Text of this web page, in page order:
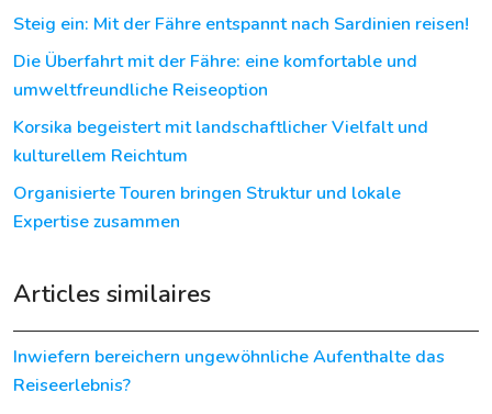
Steig ein: Mit der Fähre entspannt nach Sardinien reisen!
Die Überfahrt mit der Fähre: eine komfortable und
umweltfreundliche Reiseoption
Korsika begeistert mit landschaftlicher Vielfalt und
kulturellem Reichtum
Organisierte Touren bringen Struktur und lokale
Expertise zusammen
Articles similaires
Inwiefern bereichern ungewöhnliche Aufenthalte das
Reiseerlebnis?